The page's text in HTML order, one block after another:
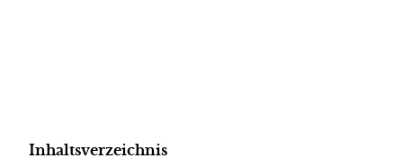
Inhaltsverzeichnis